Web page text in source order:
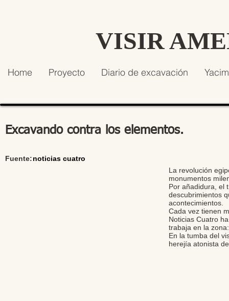
VISIR
Home Proyecto Diario de excavación
Excavando contra los elementos.
Fuente:noticias cuatro
La revolución
monumentos
Por añadidura, el
descubrimientos
acontecimientos.
Cada vez tienen
Noticias Cuatro
trabaja en la
En la tumba del
herejía atonista